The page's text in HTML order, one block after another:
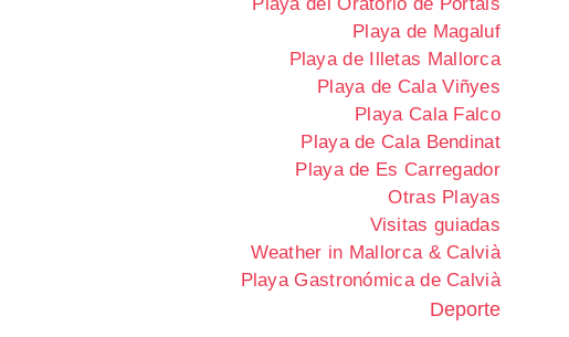
Playa de Magaluf
Playa de Illetas Mallorca
Playa de Cala Viñyes
Playa Cala Falco
Playa de Cala Bendinat
Playa de Es Carregador
Otras Playas
Visitas guiadas
Weather in Mallorca & Calvià
Playa Gastronómica de Calvià
Deporte